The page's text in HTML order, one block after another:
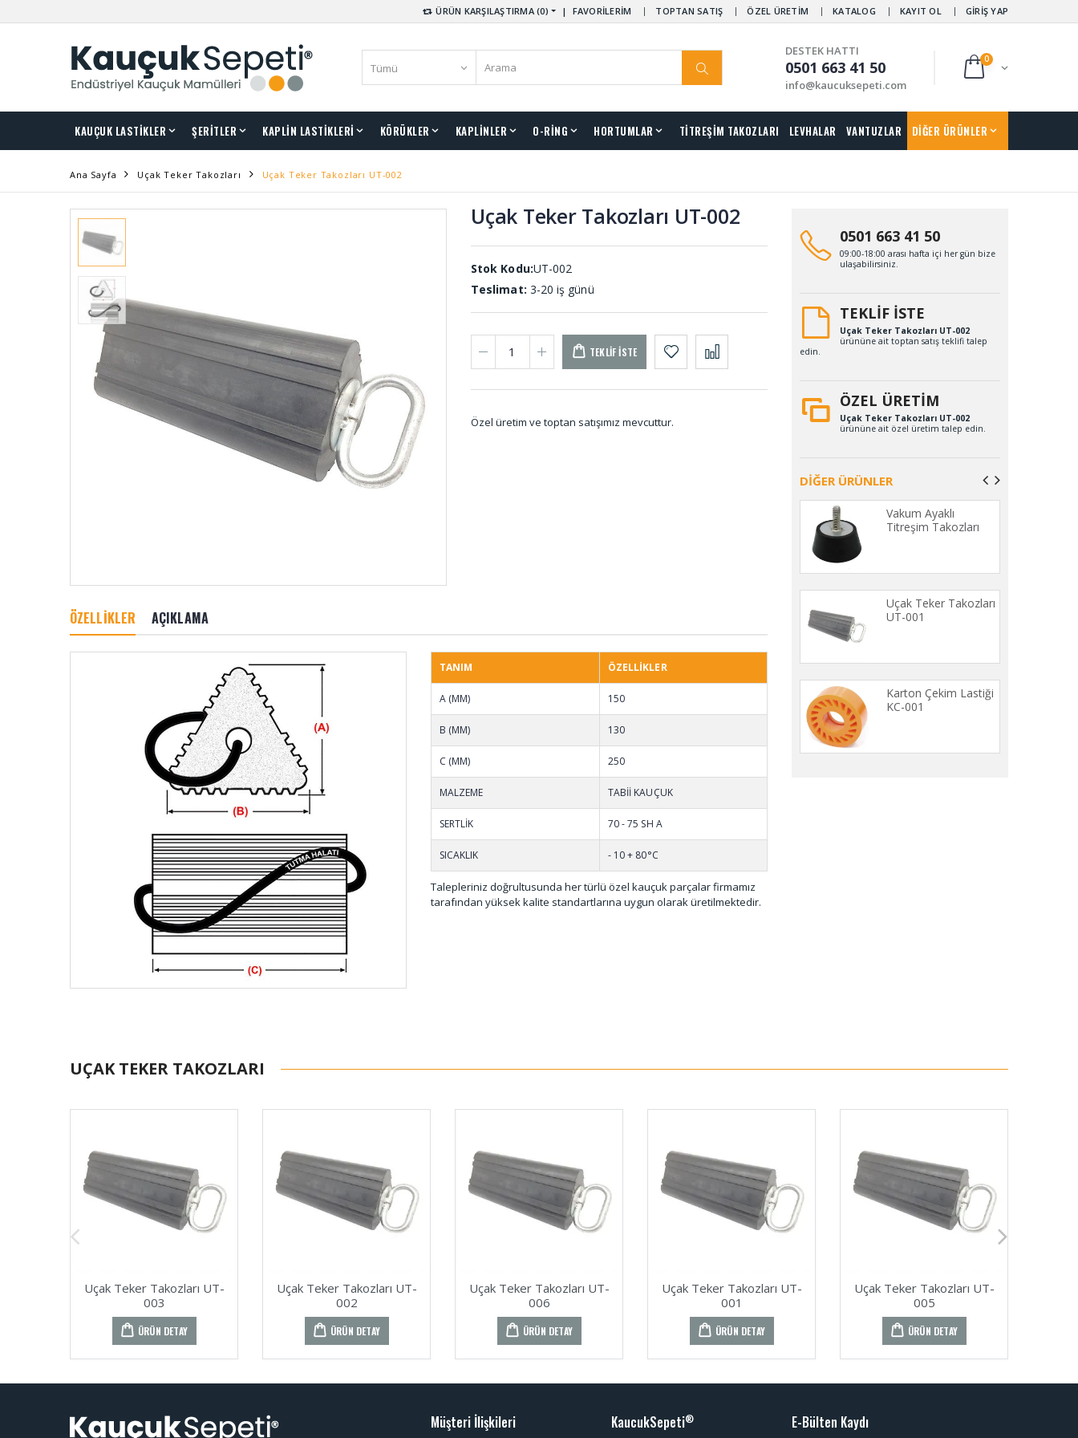
ÜRÜN KARŞILAŞTIRMA (0) | FAVORİLERİM TOPTAN SATIŞ ÖZEL ÜRETİM KATALOG KAYIT OL GİRİŞ YAP
DESTEK HATTI
0501 663 41 50
info@kaucuksepeti.com
0
KAUÇUK LASTİKLER ŞERİTLER KAPLİN LASTİKLERİ KÖRÜKLER KAPLİNLER O-RİNG HORTUMLAR TİTREŞİM TAKOZLARI LEVHALAR VANTUZLAR DİĞER ÜRÜNLER
Ana Sayfa Uçak Teker Takozları Uçak Teker Takozları UT-002
Uçak Teker Takozları UT-002
Stok Kodu:UT-002
Teslimat: 3-20 iş günü
TEKLIF İSTE
Özel üretim ve toptan satışımız mevcuttur.
ÖZELLİKLER AÇIKLAMA
TANIM ÖZELLİKLER
A (MM) 150
B (MM) 130
C (MM) 250
MALZEME TABİİ KAUÇUK
SERTLİK 70 - 75 SH A
SICAKLIK - 10 + 80°C
Talepleriniz doğrultusunda her türlü özel kauçuk parçalar firmamız
tarafından yüksek kalite standartlarına uygun olarak üretilmektedir.
0501 663 41 50
09:00-18:00 arası hafta içi her gün bize
ulaşabilirsiniz.
TEKLİF İSTE
Uçak Teker Takozları UT-002
ürününe ait toptan satış teklifi talep
edin.
ÖZEL ÜRETİM
Uçak Teker Takozları UT-002
ürününe ait özel üretim talep edin.
DİĞER ÜRÜNLER
Vakum Ayaklı
Titreşim Takozları
Uçak Teker Takozları
UT-001
Karton Çekim Lastiği
KC-001
UÇAK TEKER TAKOZLARI
Uçak Teker Takozları UT-
003
ÜRÜN DETAY
Uçak Teker Takozları UT-
002
ÜRÜN DETAY
Uçak Teker Takozları UT-
006
ÜRÜN DETAY
Uçak Teker Takozları UT-
001
ÜRÜN DETAY
Uçak Teker Takozları UT-
005
ÜRÜN DETAY
Müşteri İlişkileri KaucukSepeti® E-Bülten Kaydı